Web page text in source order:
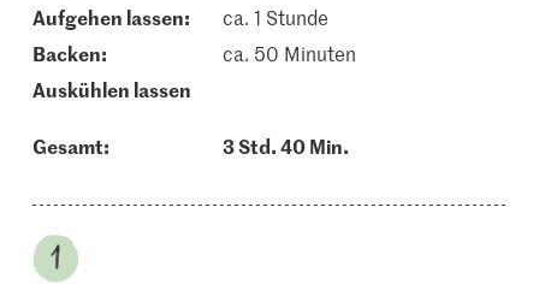
aufgehen lassen:
ca. 1 Stunde
backen:
ca. 50 Minuten
auskühlen lassen
Gesamt: 3 Std. 40 Min.